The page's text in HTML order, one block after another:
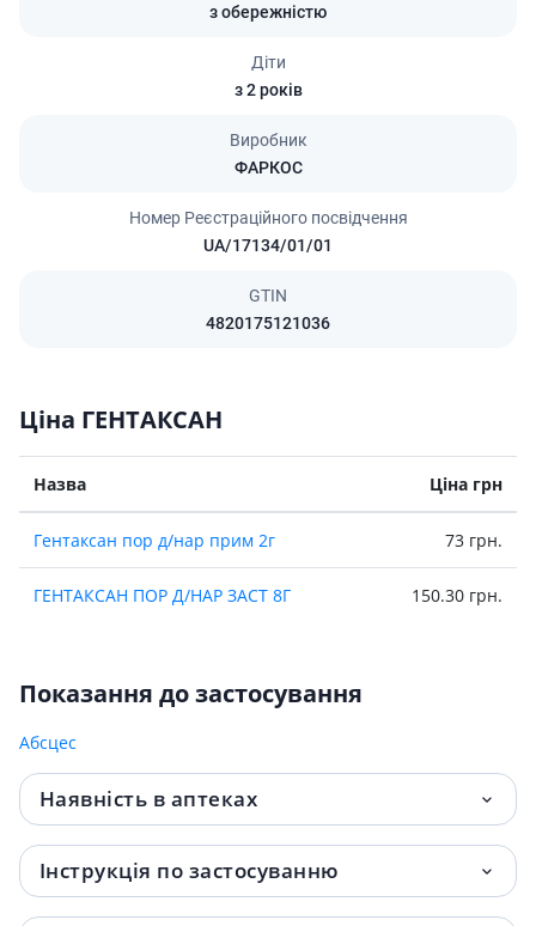
з обережністю
Діти
з 2 років
Виробник
ФАРКОС
Номер Реєстраційного посвідчення
UA/17134/01/01
GTIN
4820175121036
Ціна ГЕНТАКСАН
Назва Ціна грн
Гентаксан пор д/нар прим 2г 73 грн.
ГЕНТАКСАН ПОР Д/НАР ЗАСТ 8Г 150.30 грн.
Показання до застосування
Абсцес
Наявність в аптеках
Інструкція по застосуванню